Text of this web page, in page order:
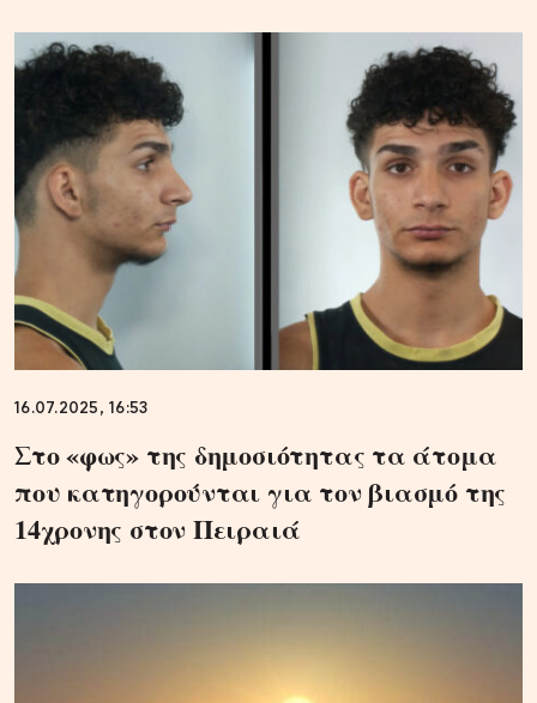
16.07.2025, 16:53
Στο «φως» της δημοσιότητας τα άτομα
που κατηγορούνται για τον βιασμό της
14χρονης στον Πειραιά